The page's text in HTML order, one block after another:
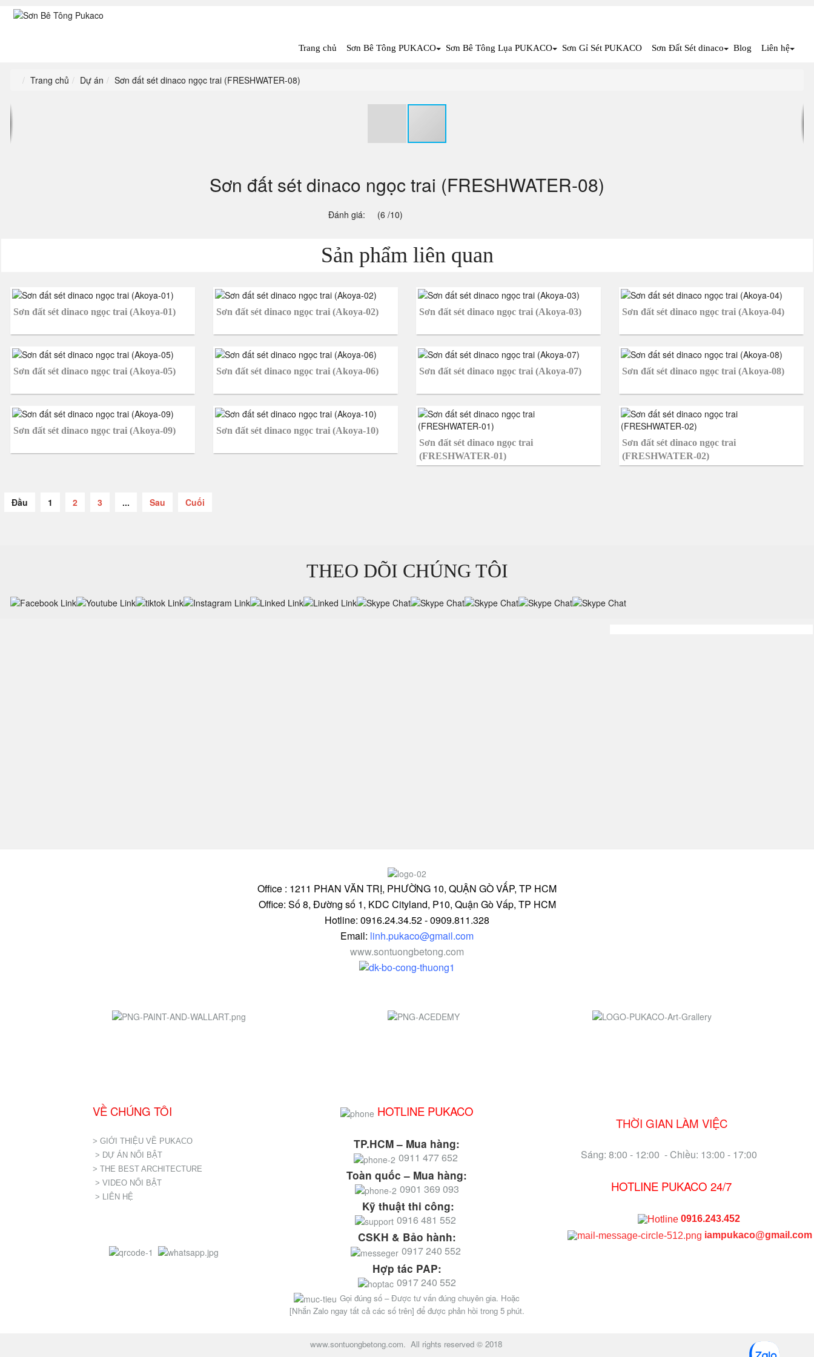
Trang chủ Sơn Bê Tông PUKACO Sơn Bê Tông Lụa PUKACO Sơn Gỉ Sét PUKACO Sơn Đất Sét dinaco Blog Liên hệ
Trang chủ Dự án Sơn đất sét dinaco ngọc trai (FRESHWATER-08)
Sơn đất sét dinaco ngọc trai (FRESHWATER-08)
Đánh giá: (6 /10)
Sản phẩm liên quan
Sơn đất sét dinaco ngọc trai (Akoya-01) Sơn đất sét dinaco ngọc trai (Akoya-02) Sơn đất sét dinaco ngọc trai (Akoya-03) Sơn đất sét dinaco ngọc trai (Akoya-04)
Sơn đất sét dinaco ngọc trai (Akoya-05) Sơn đất sét dinaco ngọc trai (Akoya-06) Sơn đất sét dinaco ngọc trai (Akoya-07) Sơn đất sét dinaco ngọc trai (Akoya-08)
Sơn đất sét dinaco ngọc trai (Akoya-09)
Sơn đất sét dinaco ngọc trai (Akoya-10)
Sơn đất sét dinaco ngọc trai
(FRESHWATER-01)
Sơn đất sét dinaco ngọc trai
(FRESHWATER-02)
Đầu 1 2 3 ... Sau Cuối
THEO DÕI CHÚNG TÔI
Office : 1211 PHAN VĂN TRỊ, PHƯỜNG 10, QUẬN GÒ VẤP, TP HCM
Office: Số 8, Đường số 1, KDC Cityland, P10, Quận Gò Vấp, TP HCM
Hotline: 0916.24.34.52 - 0909.811.328
Email: linh.pukaco@gmail.com
www.sontuongbetong.com
VỀ CHÚNG TÔI
> GIỚI THIỆU VỀ PUKACO
> DỰ ÁN NỔI BẬT
> THE BEST ARCHITECTURE
> VIDEO NỔI BẬT
> LIÊN HỆ
HOTLINE PUKACO
TP.HCM – Mua hàng:
0911 477 652
Toàn quốc – Mua hàng:
0901 369 093
Kỹ thuật thi công:
0916 481 552
CSKH & Bảo hành:
0917 240 552
Hợp tác PAP:
0917 240 552
Gọi đúng số – Được tư vấn đúng chuyên gia. Hoặc
[Nhắn Zalo ngay tất cả các số trên] để được phản hồi trong 5 phút.
THỜI GIAN LÀM VIỆC
Sáng: 8:00 - 12:00 - Chiều: 13:00 - 17:00
HOTLINE PUKACO 24/7
0916.243.452
iampukaco@gmail.com
www.sontuongbetong.com. All rights reserved © 2018